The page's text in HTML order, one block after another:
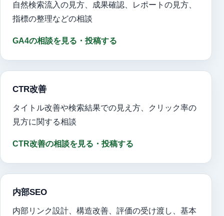
自然検索流入の見方、成果確認、レポートの見方、
指標の整理などの相談
GA4の相談を見る・投稿する
CTR改善
タイトル改善や検索結果での見え方、クリック率の
見方に関する相談
CTR改善の相談を見る・投稿する
内部SEO
内部リンク設計、構造改善、評価の受け渡し、基本